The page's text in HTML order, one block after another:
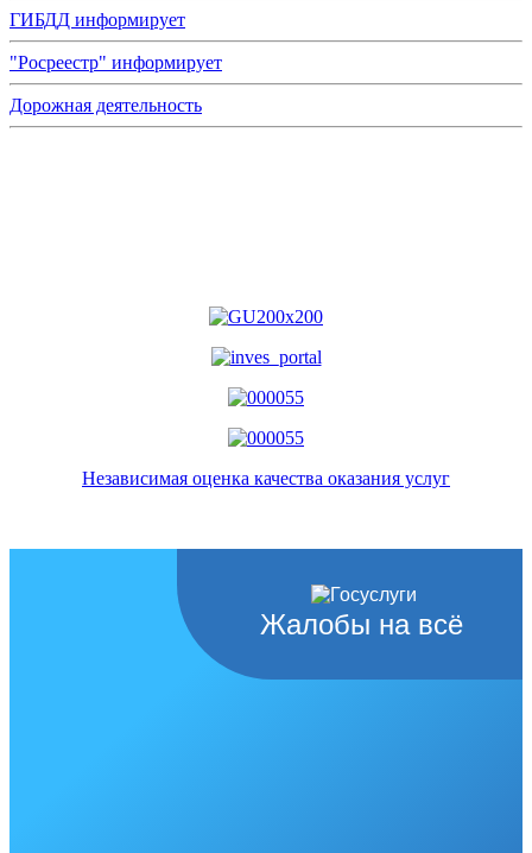
ГИБДД информирует
"Росреестр" информирует
Дорожная деятельность
Независимая оценка качества оказания услуг
Жалобы на всё